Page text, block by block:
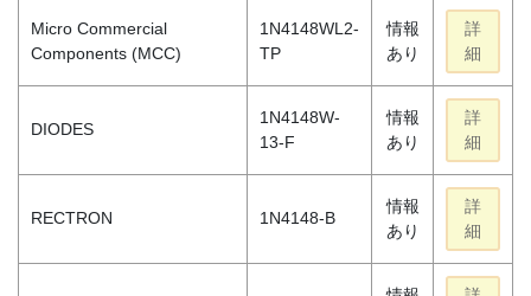
Micro Commercial
Components (MCC)
1N4148WL2-
TP
情報
あり
詳
細
DIODES
1N4148W-
13-F
情報
あり
詳
細
RECTRON 1N4148-B
情報
あり
詳
細